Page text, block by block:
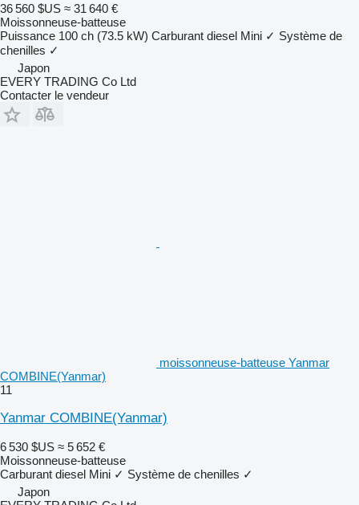
36 560 $US ≈ 31 640 €
Moissonneuse-batteuse
Puissance 100 ch (73.5 kW) Carburant diesel Mini ✓ Système de
chenilles ✓
Japon
EVERY TRADING Co Ltd
Contacter le vendeur
moissonneuse-batteuse Yanmar
COMBINE(Yanmar)
11
Yanmar COMBINE(Yanmar)
6 530 $US ≈ 5 652 €
Moissonneuse-batteuse
Carburant diesel Mini ✓ Système de chenilles ✓
Japon